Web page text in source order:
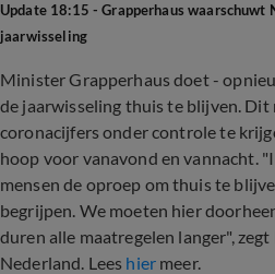
Update 18:15 - Grapperhaus waarschuwt
jaarwisseling
Minister Grapperhaus doet -
de jaarwisseling thuis te blijven.
coronacijfers onder controle te
hoop voor vanavond en vannacht.
mensen de oproep om thuis te
begrijpen. We moeten hier
duren alle maatregelen langer",
Nederland. Lees hier meer.